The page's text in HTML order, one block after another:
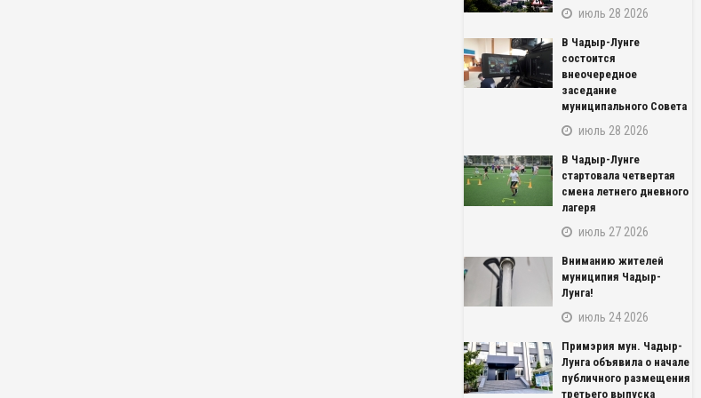
июль 28 2026
В Чадыр-Лунге
состоится
внеочередное
заседание
муниципального Совета
июль 28 2026
В Чадыр-Лунге
стартовала четвертая
смена летнего дневного
лагеря
июль 27 2026
Вниманию жителей
муниципия Чадыр-
Лунга!
июль 24 2026
Примэрия мун. Чадыр-
Лунга объявила о начале
публичного размещения
третьего выпуска
NAME_SOCIAL_FACEBOOK
NAME_SOCIAL_GOOGLE